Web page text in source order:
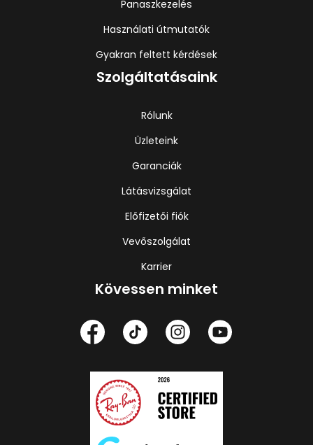
Panaszkezelés
Használati útmutatók
Gyakran feltett kérdések
Szolgáltatásaink
Rólunk
Üzleteink
Garanciák
Látásvizsgálat
Előfizetői fiók
Vevőszolgálat
Karrier
Kövessen minket